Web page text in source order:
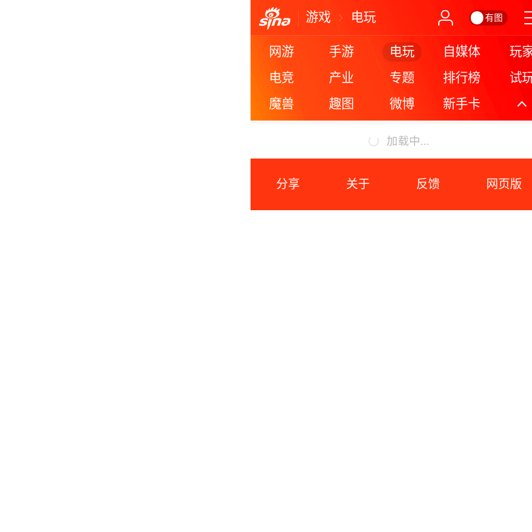
游戏 电玩 有图
网游 手游 电玩 自媒体
玩
电竞
产业 专题 排行榜
试
魔兽
趣图 微博 新手卡 更多
加载中...
分享 关于 反馈 网页版